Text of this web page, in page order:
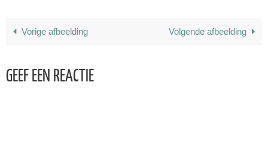
Vorige afbeelding Volgende afbeelding
GEEF EEN REACTIE